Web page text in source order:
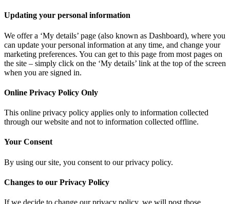
Updating your personal information
We offer a ‘My details’ page (also known as Dashboard), where you
can update your personal information at any time, and change your
marketing preferences. You can get to this page from most pages on
the site – simply click on the ‘My details’ link at the top of the screen
when you are signed in.
Online Privacy Policy Only
This online privacy policy applies only to information collected
through our website and not to information collected offline.
Your Consent
By using our site, you consent to our privacy policy.
Changes to our Privacy Policy